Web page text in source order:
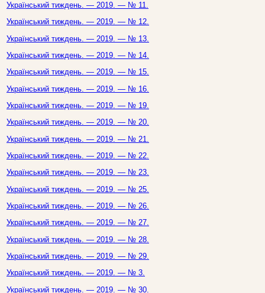
Український тиждень. — 2019. — № 11.
Український тиждень. — 2019. — № 12.
Український тиждень. — 2019. — № 13.
Український тиждень. — 2019. — № 14.
Український тиждень. — 2019. — № 15.
Український тиждень. — 2019. — № 16.
Український тиждень. — 2019. — № 19.
Український тиждень. — 2019. — № 20.
Український тиждень. — 2019. — № 21.
Український тиждень. — 2019. — № 22.
Український тиждень. — 2019. — № 23.
Український тиждень. — 2019. — № 25.
Український тиждень. — 2019. — № 26.
Український тиждень. — 2019. — № 27.
Український тиждень. — 2019. — № 28.
Український тиждень. — 2019. — № 29.
Український тиждень. — 2019. — № 3.
Український тиждень. — 2019. — № 30.